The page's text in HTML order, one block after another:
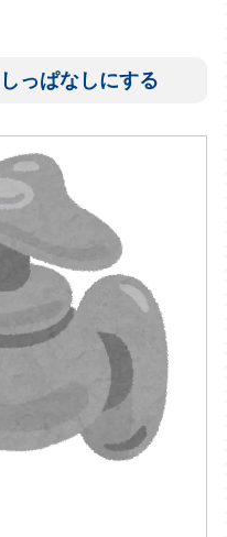
っぱなしにする